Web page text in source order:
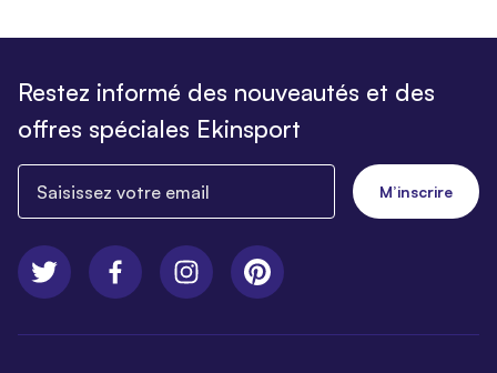
Restez informé des nouveautés et des
offres spéciales Ekinsport
M’inscrire